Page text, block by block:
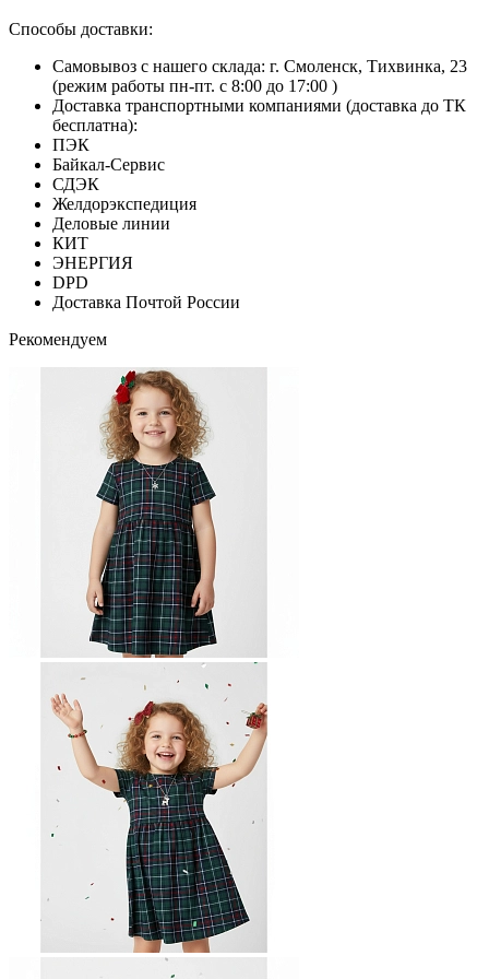
Способы доставки:
Самовывоз с нашего склада: г. Смоленск, Тихвинка, 23
(режим работы пн-пт. с 8:00 до 17:00 )
Доставка транспортными компаниями (доставка до ТК
бесплатна):
ПЭК
Байкал-Сервис
СДЭК
Желдорэкспедиция
Деловые линии
КИТ
ЭНЕРГИЯ
DPD
Доставка Почтой России
Рекомендуем